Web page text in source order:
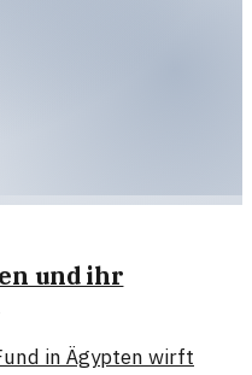
und ihr
in Ägypten wirft